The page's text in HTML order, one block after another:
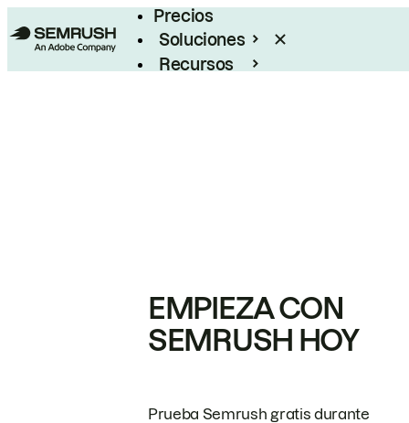
Precios
Soluciones
Recursos
EMPIEZA CON
SEMRUSH HOY
Prueba Semrush gratis durante